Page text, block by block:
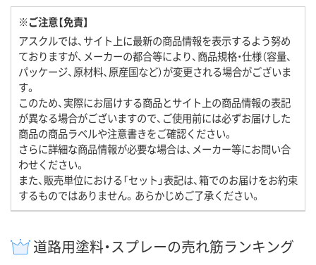
※ご注意【免責】
アスクルでは、サイト上に最新の商品情報を表示するよう努め
ておりますが、メーカーの都合等により、商品規格・仕様（容量、
パッケージ、原材料、原産国など）が変更される場合がございま
す。
このため、実際にお届けする商品とサイト上の商品情報の表記
が異なる場合がございますので、ご使用前には必ずお届けした
商品の商品ラベルや注意書きをご確認ください。
さらに詳細な商品情報が必要な場合は、メーカー等にお問い合
わせください。
また、販売単位における「セット」表記は、箱でのお届けをお約束
するものではありません。あらかじめご了承ください。
道路用塗料・スプレーの売れ筋ランキング